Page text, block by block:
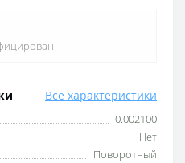
Все характеристики
0.002100
Нет
Поворотный